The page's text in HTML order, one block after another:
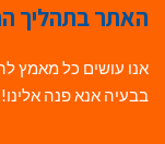
האתר בתהליך
אנו עושים כל מאמץ
בבעיה אנא פנה אלינו!